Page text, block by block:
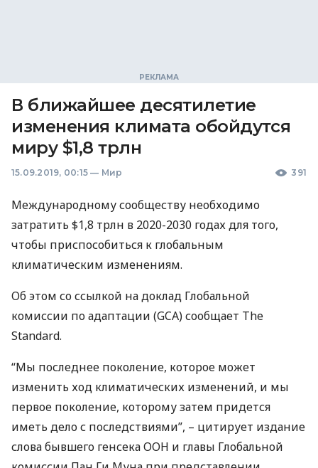
В ближайшее десятилетие
изменения климата обойдутся
миру $1,8 трлн
15.09.2019, 00:15 — Мир 391
Международному сообществу необходимо
затратить $1,8 трлн в 2020-2030 годах для того,
чтобы приспособиться к глобальным
климатическим изменениям.
Об этом со ссылкой на доклад Глобальной
комиссии по адаптации (GCA) сообщает The
Standard.
“Мы последнее поколение, которое может
изменить ход климатических изменений, и мы
первое поколение, которому затем придется
иметь дело с последствиями”, – цитирует издание
слова бывшего генсекаООН и главы Глобальной